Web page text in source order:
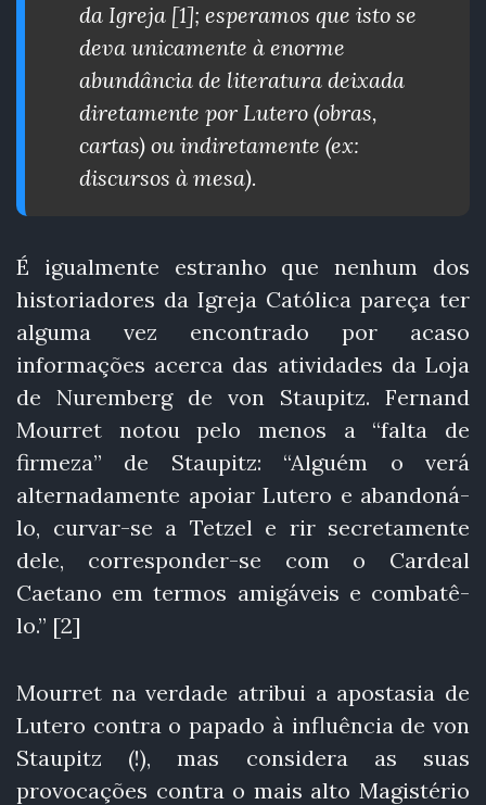
da I greja [1]; esperamos que isto se
deva unicamente à enorme
abundância de literatura dei xada
diretamente por Lutero (obras,
cartas) ou indiretamente (ex:
discursos à mesa).
É igualmente estranho que nenhum dos
historiadores da Igreja Católica pareça ter
alguma vez encontrado por acaso
informações acerca das atividades da Loja
de Nuremberg de von Staupitz. Fernand
Mourret notou pelo menos a “falta de
firmeza” de Staupitz: “Alguém o verá
alternadamente apoiar Lutero e abandoná-
lo, curvar-se a Tetzel e rir secretamente
dele, corresponder-se com o Cardeal
Caetano em termos amigáveis e combatê-
lo.” [2]
Mourret na verdade atribui a apostasia de
Lutero contra o papado à influência de von
Staupitz (!), mas considera as suas
provocações contra o mais alto Magistério